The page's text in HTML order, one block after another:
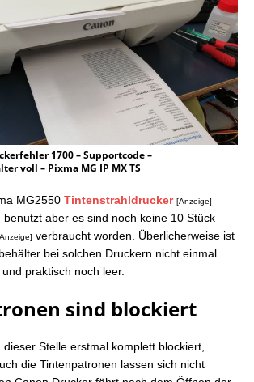
1700 – Supportcode –
voll – Pixma MG IP MX TS
MG2550 Tintenstrahldrucker [Anzeige]
aber es sind noch keine 10 Stück
verbraucht worden. Überlicherweise ist
bei solchen Druckern nicht einmal
und praktisch noch leer.
sind blockiert
Stelle erstmal komplett blockiert,
die Tintenpatronen lassen sich nicht